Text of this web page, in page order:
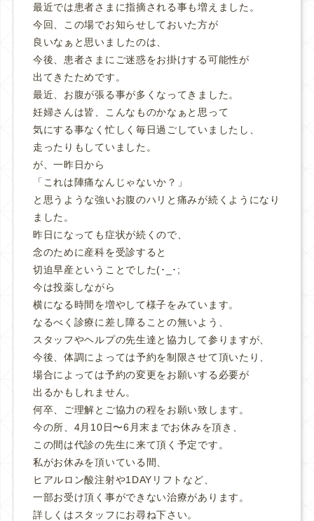
最近では患者さまに指摘される事も増えました。
今回、この場でお知らせしておいた方が
良いなぁと思いましたのは、
今後、患者さまにご迷惑をお掛けする可能性が
出てきたためです。
最近、お腹が張る事が多くなってきました。
妊婦さんは皆、こんなものかなぁと思って
気にする事なく忙しく毎日過ごしていましたし、
走ったりもしていました。
が、一昨日から
「これは陣痛なんじゃないか？」
と思うような強いお腹のハリと痛みが続くようになり
ました。
昨日になっても症状が続くので、
念のために産科を受診すると
切迫早産ということでした(･_･;
今は投薬しながら
横になる時間を増やして様子をみています。
なるべく診療に差し障ることの無いよう、
スタッフやヘルプの先生達と協力して参りますが、
今後、体調によっては予約を制限させて頂いたり、
場合によっては予約の変更をお願いする必要が
出るかもしれません。
何卒、ご理解とご協力の程をお願い致します。
今の所、4月10日〜6月末までお休みを頂き、
この間は代診の先生に来て頂く予定です。
私がお休みを頂いている間、
ヒアルロン酸注射や1DAYリフトなど、
一部お受け頂く事ができない治療があります。
詳しくはスタッフにお尋ね下さい。